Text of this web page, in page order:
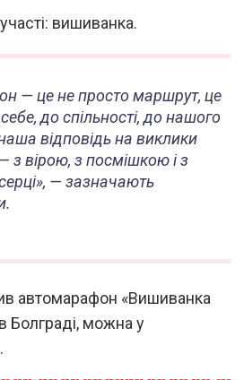
вишиванка.
— це не просто маршрут, це
до спільності, до нашого
відповідь на виклики
з вірою, з посмішкою і з
— зазначають
автомарафон «Вишиванка
Болграді, можна у